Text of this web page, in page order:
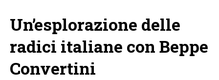
Un’esplorazione delle
radici italiane con Beppe
Convertini